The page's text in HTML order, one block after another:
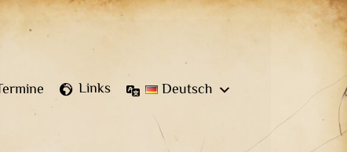
Links Deutsch